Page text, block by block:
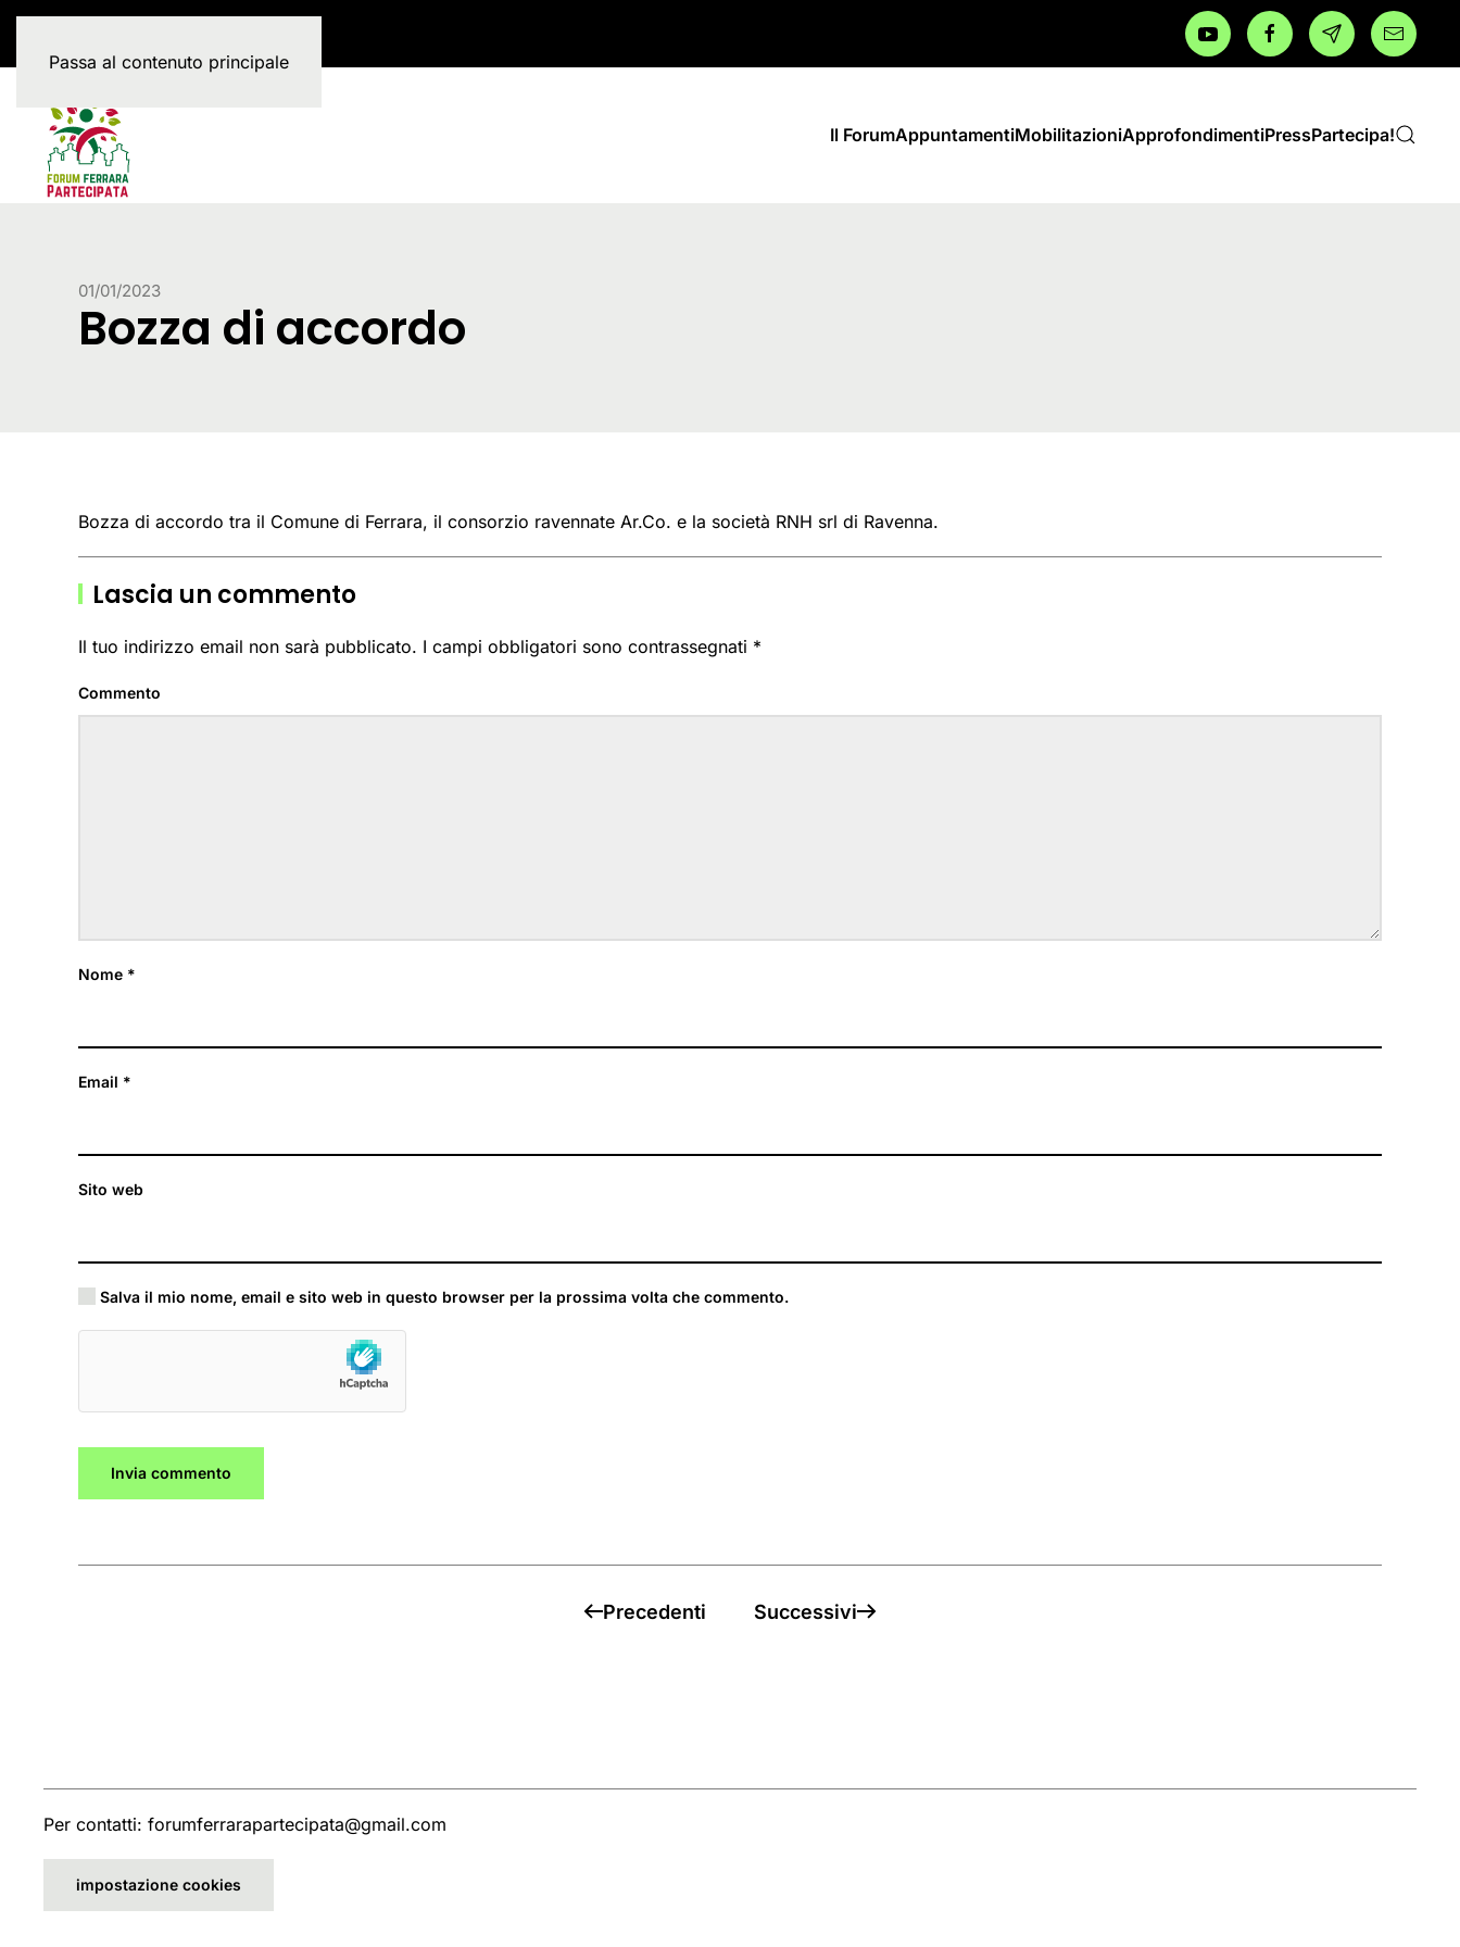
Passa al contenuto principale
Il ForumAppuntamentiMobilitazioniApprofondimentiPressPartecipa!
01/01/2023
Bozza di accordo
Bozza di accordo tra il Comune di Ferrara, il consorzio ravennate Ar.Co. e la società RNH srl di Ravenna.
Lascia un commento
Il tuo indirizzo email non sarà pubblicato. I campi obbligatori sono contrassegnati *
Commento
Nome *
Email *
Sito web
Salva il mio nome, email e sito web in questo browser per la prossima volta che commento.
Invia commento
Precedenti Successivi
Per contatti: forumferrarapartecipata@gmail.com
impostazione cookies